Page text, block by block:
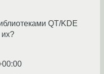
QT/KDE